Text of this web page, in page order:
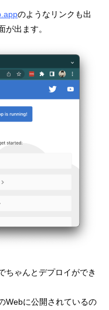
のようなリンクも出
が出ます。
ちゃんとデプロイができ
Webに公開されているの